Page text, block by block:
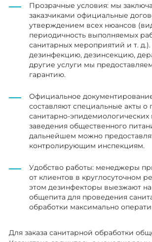
Прозрачные условия: мы
заказчиками официальные
утверждением всех нюансов
периодичность выполняемых
санитарных мероприятий и т.
дезинфекцию, дезинсекцию,
другие услуги мы
гарантию.
Официальное
составляют специальные акты о
санитарно-
заведения общественного
дальнейшем можно
контролирующим инспекциям.
Удобство работы: менеджеры
от клиентов в круглосуточном
этом дезинфекторы выезжают
общепита для проведения
обработки максимально
Для заказа санитарной обработки